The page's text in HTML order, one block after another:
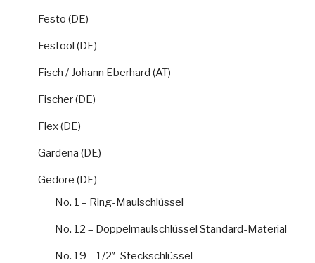
Festo (DE)
Festool (DE)
Fisch / Johann Eberhard (AT)
Fischer (DE)
Flex (DE)
Gardena (DE)
Gedore (DE)
No. 1 – Ring-Maulschlüssel
No. 12 – Doppelmaulschlüssel Standard-Material
No. 19 – 1/2″-Steckschlüssel